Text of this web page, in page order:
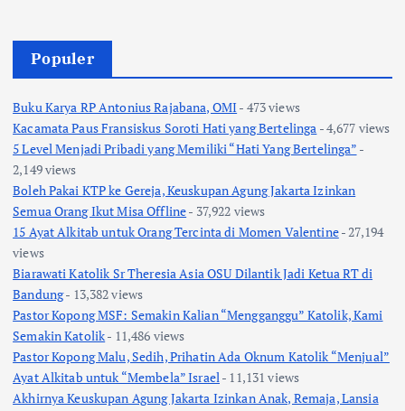
Populer
Buku Karya RP Antonius Rajabana, OMI- 473 views
Kacamata Paus Fransiskus Soroti Hati yang Bertelinga - 4,677 views
5 Level Menjadi Pribadi yang Memiliki “Hati Yang Bertelinga” -
2,149 views
Boleh Pakai KTP ke Gereja, Keuskupan Agung Jakarta Izinkan
Semua Orang Ikut Misa Offline- 37,922 views
15 Ayat Alkitab untuk Orang Tercinta di Momen Valentine- 27,194
views
Biarawati Katolik Sr Theresia Asia OSU Dilantik Jadi Ketua RT di
Bandung- 13,382 views
Pastor Kopong MSF: Semakin Kalian “Mengganggu” Katolik, Kami
Semakin Katolik- 11,486 views
Pastor Kopong Malu, Sedih, Prihatin Ada Oknum Katolik “Menjual”
Ayat Alkitab untuk “Membela” Israel - 11,131 views
Akhirnya Keuskupan Agung Jakarta Izinkan Anak, Remaja, Lansia